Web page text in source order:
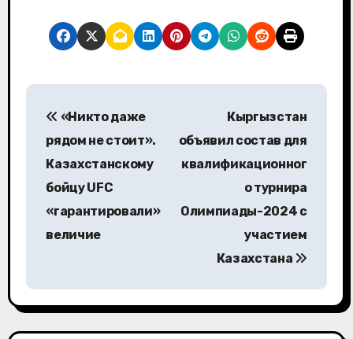
Н
ц
и
«Никто даже
рядом не стоит».
Казахстанскому
бойцу UFC
«гарантировали»
величие
Кыргызстан
объявил состав для
квалификационног
о турнира
Олимпиады-2024 с
участием
Казахстана